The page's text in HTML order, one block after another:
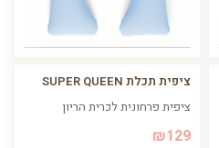
ציפית תכלת SUPER QUEEN
ציפית פרחונית לכרית הריון
₪129